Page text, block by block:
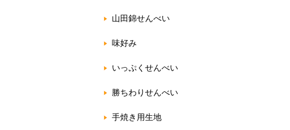
山田錦せんべい
味好み
いっぷくせんべい
勝ちわりせんべい
手焼き用生地